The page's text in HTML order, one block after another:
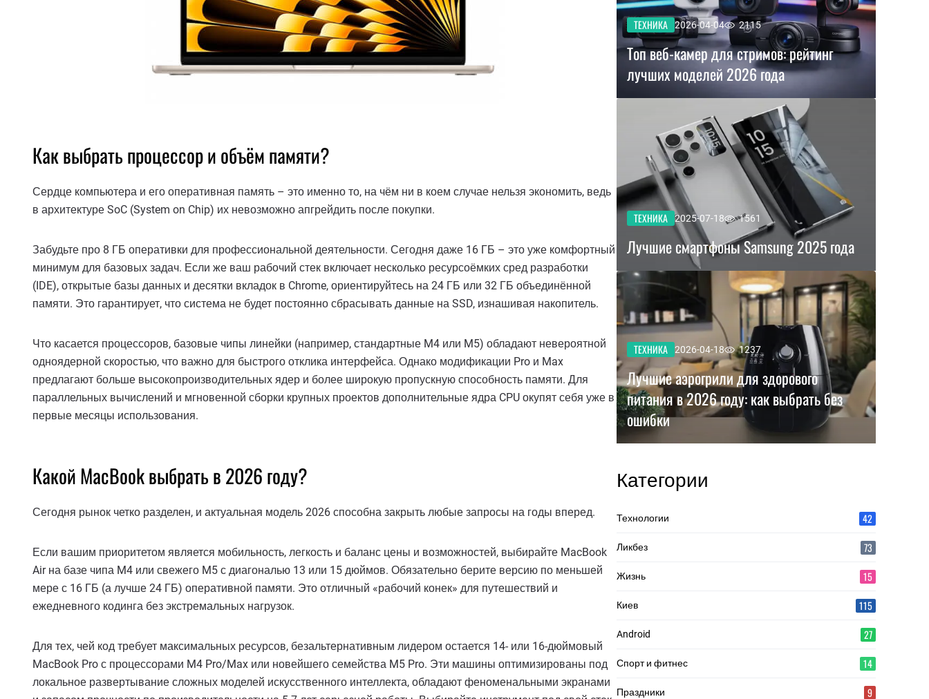
Как выбрать процессор и объём памяти?
Сердце компьютера и его оперативная память – это именно то, на чём ни в коем случае нельзя экономить, ведь
в архитектуре SoC (System on Chip) их невозможно апгрейдить после покупки.
Забудьте про 8 ГБ оперативки для профессиональной деятельности. Сегодня даже 16 ГБ – это уже комфортный
минимум для базовых задач. Если же ваш рабочий стек включает несколько ресурсоёмких сред разработки
(IDE), открытые базы данных и десятки вкладок в Chrome, ориентируйтесь на 24 ГБ или 32 ГБ объединённой
памяти. Это гарантирует, что система не будет постоянно сбрасывать данные на SSD, изнашивая накопитель.
Что касается процессоров, базовые чипы линейки (например, стандартные M4 или M5) обладают невероятной
одноядерной скоростью, что важно для быстрого отклика интерфейса. Однако модификации Pro и Max
предлагают больше высокопроизводительных ядер и более широкую пропускную способность памяти. Для
параллельных вычислений и мгновенной сборки крупных проектов дополнительные ядра CPU окупят себя уже в
первые месяцы использования.
Какой MacBook выбрать в 2026 году?
Сегодня рынок четко разделен, и актуальная модель 2026 способна закрыть любые запросы на годы вперед.
Если вашим приоритетом является мобильность, легкость и баланс цены и возможностей, выбирайте MacBook
Air на базе чипа M4 или свежего M5 с диагональю 13 или 15 дюймов. Обязательно берите версию по меньшей
мере с 16 ГБ (а лучше 24 ГБ) оперативной памяти. Это отличный «рабочий конек» для путешествий и
ежедневного кодинга без экстремальных нагрузок.
Для тех, чей код требует максимальных ресурсов, безальтернативным лидером остается 14- или 16-дюймовый
MacBook Pro с процессорами M4 Pro/Max или новейшего семейства M5 Pro. Эти машины оптимизированы под
локальное развертывание сложных моделей искусственного интеллекта, обладают феноменальными экранами
ТЕХНИКА 2026-04-04 2115
Топ веб-камер для стримов: рейтинг
лучших моделей 2026 года
ТЕХНИКА 2025-07-18 1561
Лучшие смартфоны Samsung 2025 года
ТЕХНИКА 2026-04-18 1237
Лучшие аэрогрили для здорового
питания в 2026 году: как выбрать без
ошибки
Категории
Технологии 42
Ликбез 73
Жизнь 15
Киев 115
Android 27
Спорт и фитнес 14
Праздники 9